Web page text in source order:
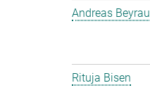
Andreas Beyrau
Rituja Bisen